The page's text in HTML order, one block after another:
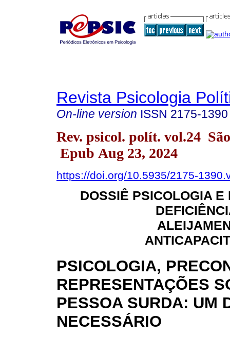
Revista Psicologia
On-line version ISSN 2175-1390
Rev. psicol. polít. vol.24
Epub Aug 23, 2024
https://doi.org/10.5935/2175-
DOSSIÊ PSICOLOGIA
PSICOLOGIA,
REPRESENTAÇÕES
PESSOA SURDA: UM
NECESSÁRIO